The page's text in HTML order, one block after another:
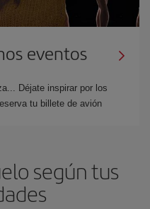
eventos
Déjate inspirar por los
tu billete de avión
según tus